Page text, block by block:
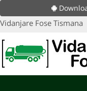
Vidanjare Fose Tismana